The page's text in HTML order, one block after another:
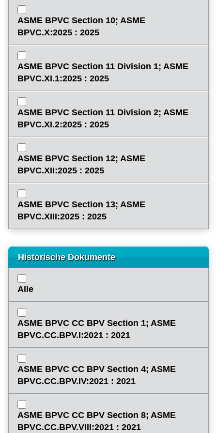
ASME BPVC Section 10; ASME
BPVC.X:2025 : 2025
ASME BPVC Section 11 Division 1; ASME
BPVC.XI.1:2025 : 2025
ASME BPVC Section 11 Division 2; ASME
BPVC.XI.2:2025 : 2025
ASME BPVC Section 12; ASME
BPVC.XII:2025 : 2025
ASME BPVC Section 13; ASME
BPVC.XIII:2025 : 2025
Historische Dokumente
Alle
ASME BPVC CC BPV Section 1; ASME
BPVC.CC.BPV.I:2021 : 2021
ASME BPVC CC BPV Section 4; ASME
BPVC.CC.BPV.IV:2021 : 2021
ASME BPVC CC BPV Section 8; ASME
BPVC.CC.BPV.VIII:2021 : 2021